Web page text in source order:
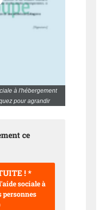
à l'hébergement
pour agrandir
ce
! *
sociale à
personnes